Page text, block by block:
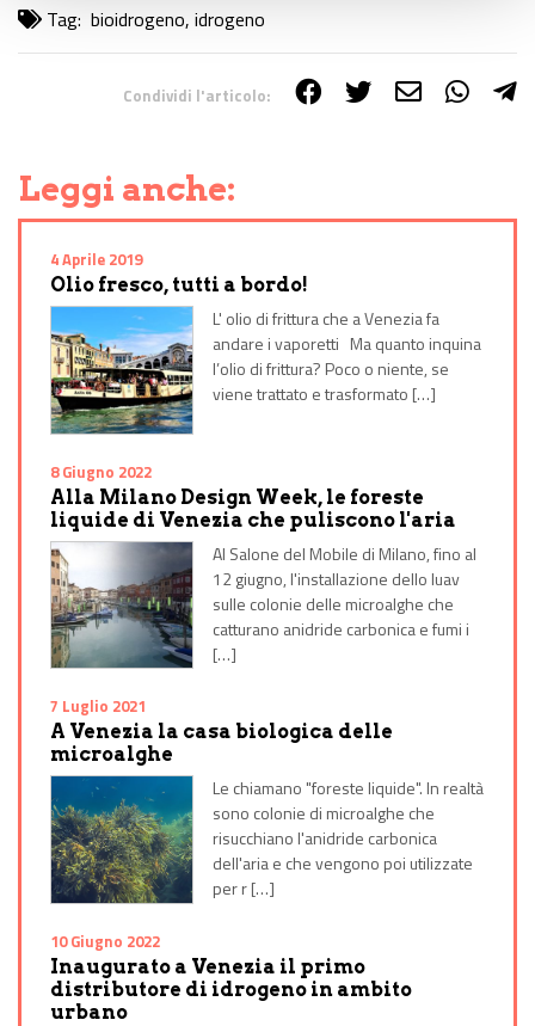
Tag: bioidrogeno, idrogeno
Condividi l'articolo:
Leggi anche:
4 Aprile 2019
Olio fresco, tutti a bordo!
L' olio di frittura che a Venezia fa
andare i vaporetti Ma quanto inquina
l’olio di frittura? Poco o niente, se
viene trattato e trasformato […]
8 Giugno 2022
Alla Milano Design Week, le foreste
liquide di Venezia che puliscono l'aria
Al Salone del Mobile di Milano, fino al
12 giugno, l'installazione dello Iuav
sulle colonie delle microalghe che
catturano anidride carbonica e fumi i
[…]
7 Luglio 2021
A Venezia la casa biologica delle
microalghe
Le chiamano "foreste liquide". In realtà
sono colonie di microalghe che
risucchiano l'anidride carbonica
dell'aria e che vengono poi utilizzate
per r […]
10 Giugno 2022
Inaugurato a Venezia il primo
distributore di idrogeno in ambito
urbano